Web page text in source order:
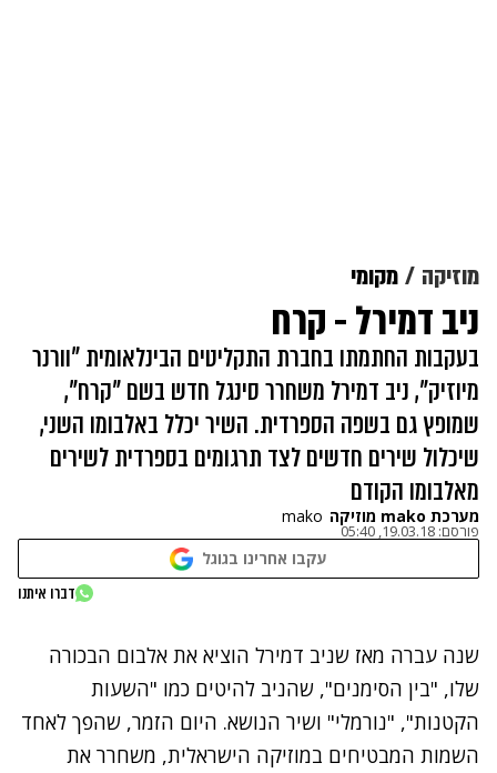
מוזיקה מקומי
ניב דמירל - קרח
בעקבות החתמתו בחברת התקליטים הבינלאומית "וורנר
מיוזיק", ניב דמירל משחרר סינגל חדש בשם "קרח",
שמופץ גם בשפה הספרדית. השיר יכלל באלבומו השני,
שיכלול שירים חדשים לצד תרגומים בספרדית לשירים
מאלבומו הקודם
מערכת mako מוזיקה mako
פורסם: 19.03.18, 05:40
עקבו אחרינו בגוגל
נתקלנו בבעיה
דברו איתנו
שנה עברה מאז שניב דמירל הוציא את אלבום הבכורה
שלו, "בין הסימנים", שהניב להיטים כמו "השעות
הקטנות", "נורמלי" ושיר הנושא. היום הזמר, שהפך לאחד
השמות המבטיחים במוזיקה הישראלית, משחרר את